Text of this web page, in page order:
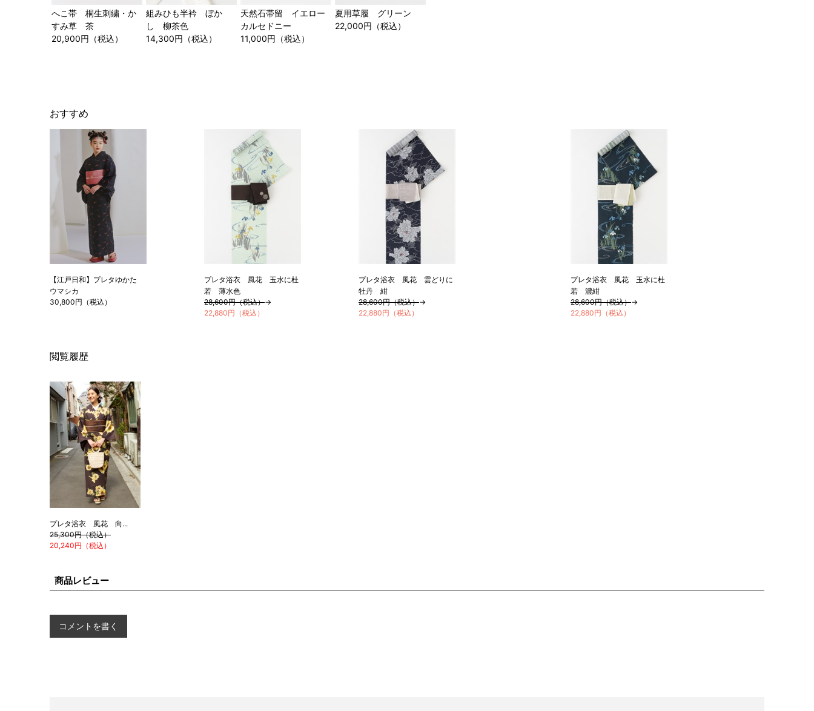
へこ帯 桐生刺繍・か
すみ草 茶
20,900円（税込）
組みひも半衿 ぼか
し 柳茶色
14,300円（税込）
天然石帯留 イエロー
カルセドニー
11,000円（税込）
夏用草履 グリーン
22,000円（税込）
おすすめ
【江戸日和】プレタゆかた
ウマシカ
30,800円（税込）
プレタ浴衣 風花 玉水に杜
若 薄水色
28,600円（税込）→
22,880円（税込）
プレタ浴衣 風花 雲どりに
牡丹 紺
28,600円（税込）→
22,880円（税込）
プレタ浴衣 風花 玉水に杜
若 濃紺
28,600円（税込）→
22,880円（税込）
閲覧履歴
プレタ浴衣 風花 向...
25,300円（税込）
20,240円（税込）
商品レビュー
コメントを書く